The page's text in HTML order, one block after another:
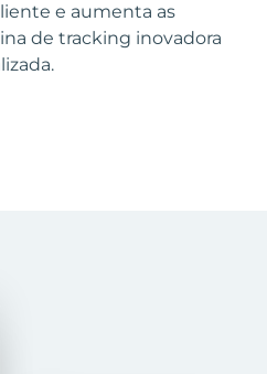
e aumenta as
de tracking inovadora